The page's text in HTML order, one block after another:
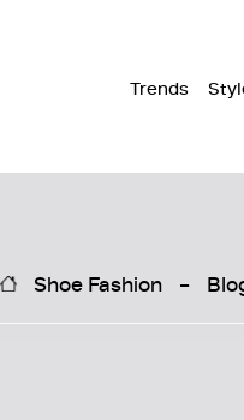
Trends
Shoe Fashion